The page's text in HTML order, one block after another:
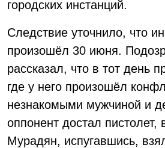
городских инстанций.
Следствие уточнило, что
произошёл 30 июня.
рассказал, что в тот день
где у него произошёл
незнакомыми мужчиной и
оппонент достал пистолет,
Мурадян, испугавшись,